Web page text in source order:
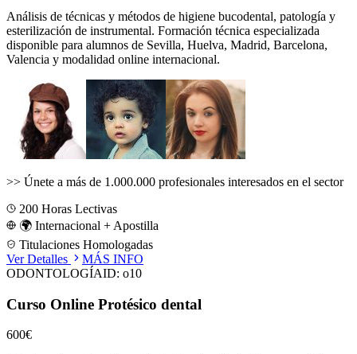
Análisis de técnicas y métodos de higiene bucodental, patología y
esterilización de instrumental. Formación técnica especializada
disponible para alumnos de Sevilla, Huelva, Madrid, Barcelona,
Valencia y modalidad online internacional.
>> Únete a más de 1.000.000 profesionales interesados en el sector
200 Horas Lectivas
🌍 Internacional + Apostilla
Titulaciones Homologadas
Ver Detalles
MÁS INFO
ODONTOLOGÍAID: o10
Curso Online Protésico dental
600€